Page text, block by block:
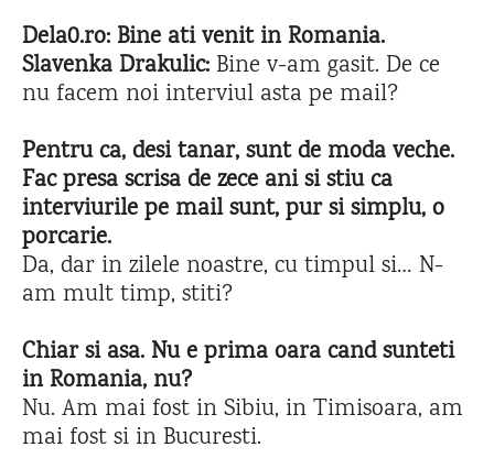
Dela0.ro: Bine ati venit in Romania.
Slavenka Drakulic: Bine v-am gasit. De ce
nu facem noi interviul asta pe mail?
Pentru ca, desi tanar, sunt de moda veche.
Fac presa scrisa de zece ani si stiu ca
interviurile pe mail sunt, pur si simplu, o
porcarie.
Da, dar in zilele noastre, cu timpul si… N-
am mult timp, stiti?
Chiar si asa. Nu e prima oara cand sunteti
in Romania, nu?
Nu. Am mai fost in Sibiu, in Timisoara, am
mai fost si in Bucuresti.